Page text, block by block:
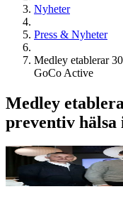
Nyheter
Press & Nyheter
Medley etablerar
GoCo Active
Medley
preventiv hälsa